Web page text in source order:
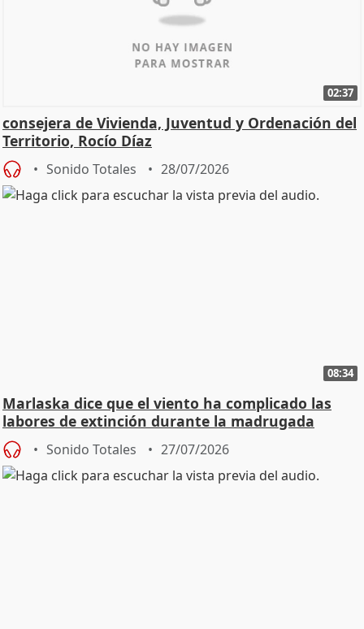
02:37
consejera de Vivienda, Juventud y Ordenación del
Territorio, Rocío Díaz
Sonido Totales 28/07/2026
08:34
Marlaska dice que el viento ha complicado las
labores de extinción durante la madrugada
Sonido Totales 27/07/2026